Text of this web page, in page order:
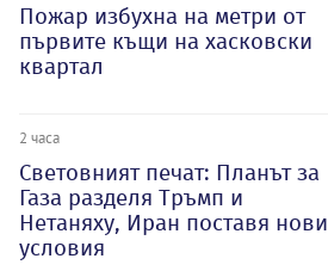
Пожар избухна на метри от
първите къщи на хасковски
квартал
2 часа
Световният печат: Планът за
Газа разделя Тръмп и
Нетаняху, Иран поставя нови
условия